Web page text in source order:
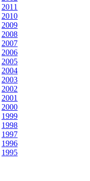
2011
2010
2009
2008
2007
2006
2005
2004
2003
2002
2001
2000
1999
1998
1997
1996
1995